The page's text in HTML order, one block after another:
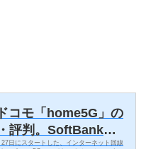
コモ「home5G」の
評判。SoftBankAir,
日にスタートした、インターネット回線